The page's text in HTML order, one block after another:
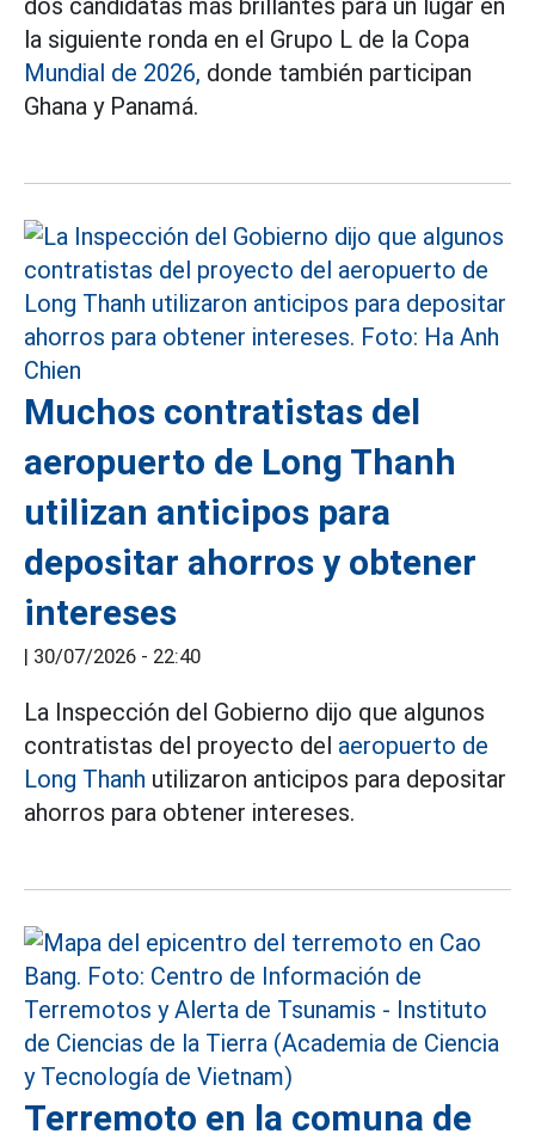
dos candidatas más brillantes para un lugar en
la siguiente ronda en el Grupo L de la Copa
Mundial de 2026, donde también participan
Ghana y Panamá.
Muchos contratistas del
aeropuerto de Long Thanh
utilizan anticipos para
depositar ahorros y obtener
intereses
| 30/07/2026 - 22:40
La Inspección del Gobierno dijo que algunos
contratistas del proyecto del aeropuerto de
Long Thanh utilizaron anticipos para depositar
ahorros para obtener intereses.
Terremoto en la comuna de